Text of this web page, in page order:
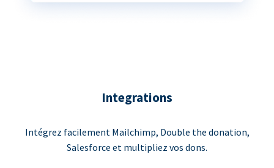
Integrations
Intégrez facilement Mailchimp, Double the donation,
Salesforce et multipliez vos dons.